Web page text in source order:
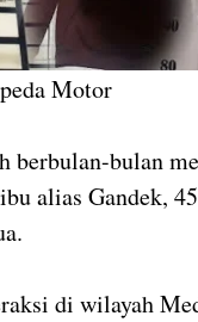
Motor
berbulan-bulan
alias Gandek,
di wilayah